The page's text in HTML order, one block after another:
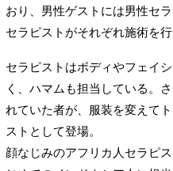
おり、男性ゲストには男性セ
セラピストがそれぞれ施術を行
セラピストはボディやフェイ
く、ハマムも担当している。
れていた者が、服装を変えて
ストとして登場。
顔なじみのアフリカ人セラピ